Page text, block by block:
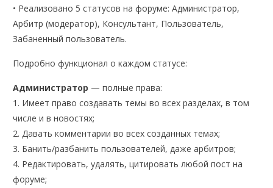
• Реализовано 5 статусов на форуме: Администратор,
Арбитр (модератор), Консультант, Пользователь,
Забаненный пользователь.
Подробно функционал о каждом статусе:
Администратор — полные права:
1. Имеет право создавать темы во всех разделах, в том
числе и в новостях;
2. Давать комментарии во всех созданных темах;
3. Банить/разбанить пользователей, даже арбитров;
4. Редактировать, удалять, цитировать любой пост на
форуме;